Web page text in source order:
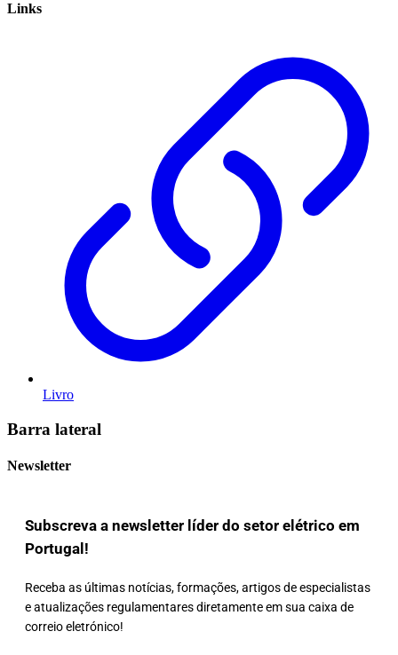
Links
Livro
Barra lateral
Newsletter
Subscreva a newsletter líder do setor elétrico em
Portugal!
Receba as últimas notícias, formações, artigos de especialistas
e atualizações regulamentares diretamente em sua caixa de
correio eletrónico!